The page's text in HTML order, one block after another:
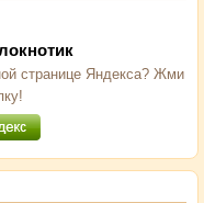
странице Яндекса? Жми